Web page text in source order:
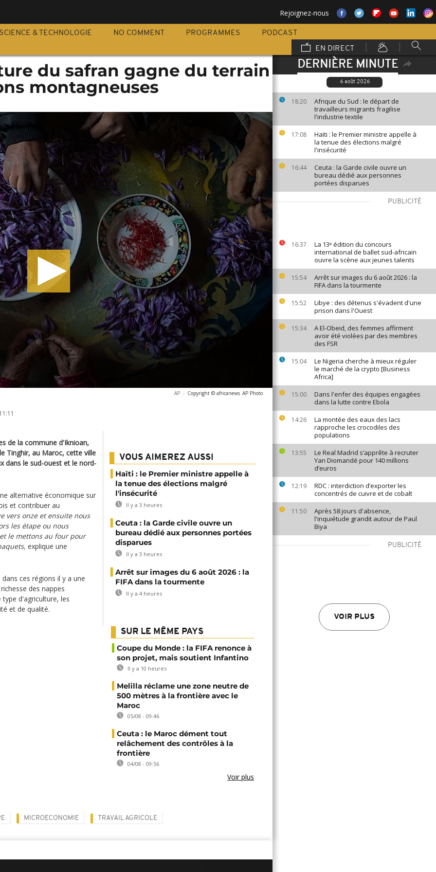
Rejoignez-nous
SCIENCE & TECHNOLOGIE NO COMMENT PROGRAMMES
PODCAST
EN DIRECT
DERNIÈRE MINUTE
6 août 2026
18:20
Afrique du Sud : le départ de
travailleurs migrants fragilise
l'industrie textile
17:08
Haïti : le Premier ministre appelle à
la tenue des élections malgré
l'insécurité
16:44
Ceuta : la Garde civile ouvre un
bureau dédié aux personnes
portées disparues
PUBLICITÉ
16:37
La 13ᵉ édition du concours
international de ballet sud-africain
ouvre la scène aux jeunes talents
15:54
Arrêt sur images du 6 août 2026 : la
FIFA dans la tourmente
15:52
Libye : des détenus s'évadent d'une
prison dans l'Ouest
15:34
A El-Obeid, des femmes affirment
avoir été violées par des membres
des FSR
15:04
Le Nigeria cherche à mieux réguler
le marché de la crypto [Business
Africa]
15:00
Dans l'enfer des équipes engagées
dans la lutte contre Ebola
14:26
La montée des eaux des lacs
rapproche les crocodiles des
populations
13:55
Le Real Madrid s’apprête à recruter
Yan Diomandé pour 140 millions
d’euros
12:19
RDC : interdiction d’exporter les
concentrés de cuivre et de cobalt
11:50
Après 58 jours d'absence,
l'inquiétude grandit autour de Paul
Biya
PUBLICITÉ
VOIR PLUS
du safran gagne du terrain
montagneuses
AP - Copyright © africanews AP Photo
de la commune d'Iknioan,
Tinghir, au Maroc, cette ville
dans le sud-ouest et le nord-
alternative économique sur
et contribuer au
vers onze et ensuite nous
les étape ou nous
le mettons au four pour
explique une
ces régions il y a une
des nappes
d'agriculture, les
et de qualité.
VOUS AIMEREZ AUSSI
Haïti : le Premier ministre appelle à
la tenue des élections malgré
l'insécurité
Il y a 3 heures
Ceuta : la Garde civile ouvre un
bureau dédié aux personnes portées
disparues
Il y a 3 heures
Arrêt sur images du 6 août 2026 : la
FIFA dans la tourmente
Il y a 4 heures
SUR LE MÊME PAYS
Coupe du Monde : la FIFA renonce à
son projet, mais soutient Infantino
Il y a 10 heures
Melilla réclame une zone neutre de
500 mètres à la frontière avec le
Maroc
05/08 - 09:46
Ceuta : le Maroc dément tout
relâchement des contrôles à la
frontière
04/08 - 09:56
Voir plus
MICROECONOMIE TRAVAIL AGRICOLE